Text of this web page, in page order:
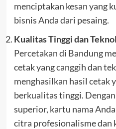
menciptakan kesan yang
bisnis Anda dari pesaing.
Kualitas Tinggi dan
Percetakan di Bandung
cetak yang canggih dan
menghasilkan hasil cetak
berkualitas tinggi.
superior, kartu nama
citra profesionalisme dan